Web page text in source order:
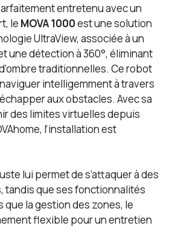
entretenu avec un
le MOVA 1000est une solution
UltraView, associée à un
une détection à 360°, éliminant
traditionnelles. Ce robot
intelligemment à travers
aux obstacles. Avec sa
des limites virtuelles depuis
l’installation est
lui permet de s’attaquer à des
tandis que ses fonctionnalités
que la gestion des zones, le
flexible pour un entretien